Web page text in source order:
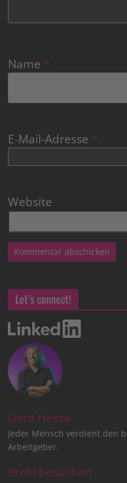
Name *
E-Mail-Adresse *
Website
Let’s connect!
Gero Hesse
Jeder Mensch verdient den
Arbeitgeber.
Profil besuchen